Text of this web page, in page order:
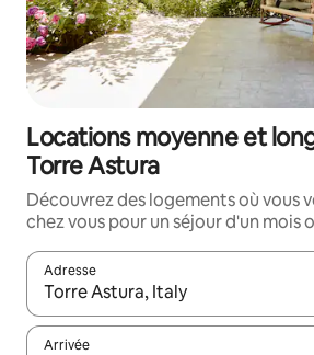
Locations moyenne et
Torre Astura
Découvrez des logements où vous
chez vous pour un séjour d'un mois
Adresse
Lorsque les résultats s'affichent,
Arrivée